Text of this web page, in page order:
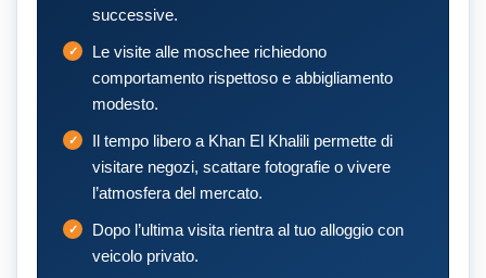
successive.
Le visite alle moschee richiedono
comportamento rispettoso e abbigliamento
modesto.
Il tempo libero a Khan El Khalili permette di
visitare negozi, scattare fotografie o vivere
l’atmosfera del mercato.
Dopo l’ultima visita rientra al tuo alloggio con
veicolo privato.